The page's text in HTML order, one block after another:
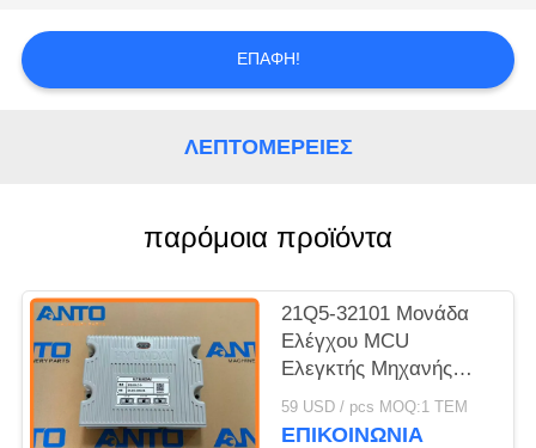
ΕΠΑΦΉ!
ΛΕΠΤΟΜΈΡΕΙΕΣ
παρόμοια προϊόντα
21Q5-32101 Μονάδα
Ελέγχου MCU
Ελεγκτής Μηχανής
HYUNDAI
Ανταλλακτικά για
59 USD / pcs MOQ:1 ΤΕΜ
ΕΠΙΚΟΙΝΩΝΙΑ